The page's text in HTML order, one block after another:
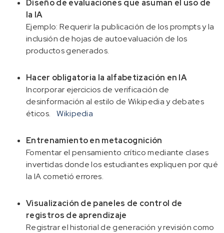
Diseño de evaluaciones que asuman el uso de
la IA
Ejemplo: Requerir la publicación de los prompts y la
inclusión de hojas de autoevaluación de los
productos generados.
Hacer obligatoria la alfabetización en IA
Incorporar ejercicios de verificación de
desinformación al estilo de Wikipedia y debates
éticos.
Wikipedia
Entrenamiento en metacognición
Fomentar el pensamiento crítico mediante clases
invertidas donde los estudiantes expliquen por qué
la IA cometió errores.
Visualización de paneles de control de
registros de aprendizaje
Registrar el historial de generación y revisión como